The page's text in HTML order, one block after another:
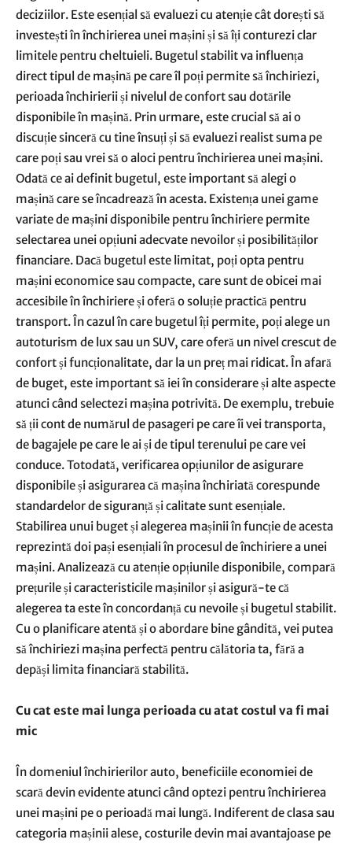
deciziilor. Este esențial să evaluezi cu atenție cât dorești să
investești în închirierea unei mașini și să îți conturezi clar
limitele pentru cheltuieli. Bugetul stabilit va influența
direct tipul de mașină pe care îl poți permite să închiriezi,
perioada închirierii și nivelul de confort sau dotările
disponibile în mașină. Prin urmare, este crucial să ai o
discuție sinceră cu tine însuți și să evaluezi realist suma pe
care poți sau vrei să o aloci pentru închirierea unei mașini.
Odată ce ai definit bugetul, este important să alegi o
mașină care se încadrează în acesta. Existența unei game
variate de mașini disponibile pentru închiriere permite
selectarea unei opțiuni adecvate nevoilor și posibilităților
financiare. Dacă bugetul este limitat, poți opta pentru
mașini economice sau compacte, care sunt de obicei mai
accesibile în închiriere și oferă o soluție practică pentru
transport. În cazul în care bugetul îți permite, poți alege un
autoturism de lux sau un SUV, care oferă un nivel crescut de
confort și funcționalitate, dar la un preț mai ridicat. În afară
de buget, este important să iei în considerare și alte aspecte
atunci când selectezi mașina potrivită. De exemplu, trebuie
să ții cont de numărul de pasageri pe care îi vei transporta,
de bagajele pe care le ai și de tipul terenului pe care vei
conduce. Totodată, verificarea opțiunilor de asigurare
disponibile și asigurarea că mașina închiriată corespunde
standardelor de siguranță și calitate sunt esențiale.
Stabilirea unui buget și alegerea mașinii în funcție de acesta
reprezintă doi pași esențiali în procesul de închiriere a unei
mașini. Analizează cu atenție opțiunile disponibile, compară
prețurile și caracteristicile mașinilor și asigură-te că
alegerea ta este în concordanță cu nevoile și bugetul stabilit.
Cu o planificare atentă și o abordare bine gândită, vei putea
să închiriezi mașina perfectă pentru călătoria ta, fără a
depăși limita financiară stabilită.
Cu cat este mai lunga perioada cu atat costul va fi mai
mic
În domeniul închirierilor auto, beneficiile economiei de
scară devin evidente atunci când optezi pentru închirierea
unei mașini pe o perioadă mai lungă. Indiferent de clasa sau
categoria mașinii alese, costurile devin mai avantajoase pe